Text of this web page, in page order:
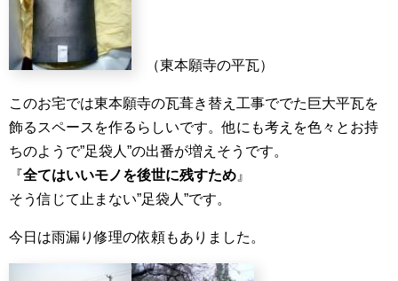
（東本願寺の平瓦）
このお宅では東本願寺の瓦葺き替え工事ででた巨大平瓦を
飾るスペースを作るらしいです。他にも考えを色々とお持
ちのようで”足袋人”の出番が増えそうです。
『全てはいいモノを後世に残すため 』
そう信じて止まない”足袋人”です。
今日は雨漏り修理の依頼もありました。